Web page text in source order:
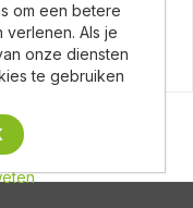
om een betere
verlenen. Als je
onze diensten
te gebruiken